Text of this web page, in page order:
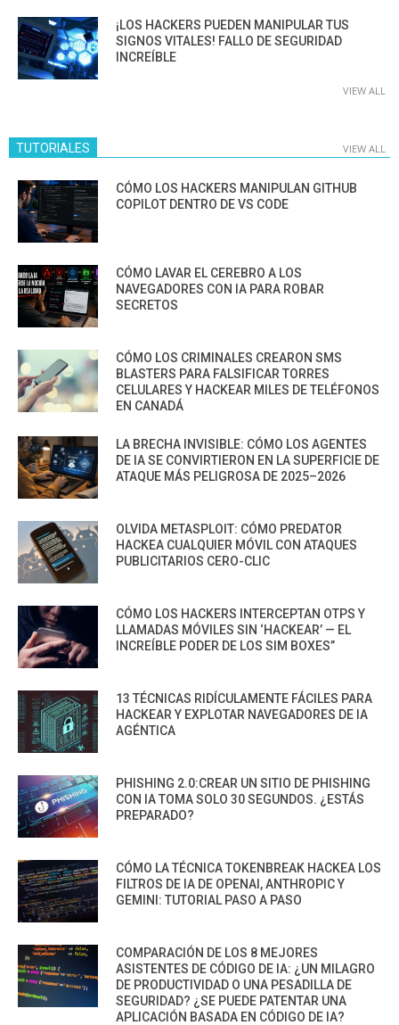
¡LOS HACKERS PUEDEN MANIPULAR TUS
SIGNOS VITALES! FALLO DE SEGURIDAD
INCREÍBLE
VIEW ALL
TUTORIALES VIEW ALL
CÓMO LOS HACKERS MANIPULAN GITHUB
COPILOT DENTRO DE VS CODE
CÓMO LAVAR EL CEREBRO A LOS
NAVEGADORES CON IA PARA ROBAR
SECRETOS
CÓMO LOS CRIMINALES CREARON SMS
BLASTERS PARA FALSIFICAR TORRES
CELULARES Y HACKEAR MILES DE TELÉFONOS
EN CANADÁ
LA BRECHA INVISIBLE: CÓMO LOS AGENTES
DE IA SE CONVIRTIERON EN LA SUPERFICIE DE
ATAQUE MÁS PELIGROSA DE 2025–2026
OLVIDA METASPLOIT: CÓMO PREDATOR
HACKEA CUALQUIER MÓVIL CON ATAQUES
PUBLICITARIOS CERO-CLIC
CÓMO LOS HACKERS INTERCEPTAN OTPS Y
LLAMADAS MÓVILES SIN ‘HACKEAR’ — EL
INCREÍBLE PODER DE LOS SIM BOXES”
13 TÉCNICAS RIDÍCULAMENTE FÁCILES PARA
HACKEAR Y EXPLOTAR NAVEGADORES DE IA
AGÉNTICA
PHISHING 2.0:CREAR UN SITIO DE PHISHING
CON IA TOMA SOLO 30 SEGUNDOS. ¿ESTÁS
PREPARADO?
CÓMO LA TÉCNICA TOKENBREAK HACKEA LOS
FILTROS DE IA DE OPENAI, ANTHROPIC Y
GEMINI: TUTORIAL PASO A PASO
COMPARACIÓN DE LOS 8 MEJORES
ASISTENTES DE CÓDIGO DE IA: ¿UN MILAGRO
DE PRODUCTIVIDAD O UNA PESADILLA DE
SEGURIDAD? ¿SE PUEDE PATENTAR UNA
APLICACIÓN BASADA EN CÓDIGO DE IA?